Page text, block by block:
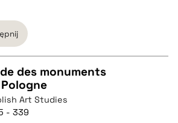
des monuments
Art Studies
- 339